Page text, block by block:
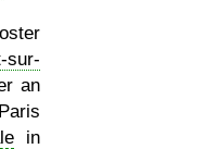
sur-
an
in